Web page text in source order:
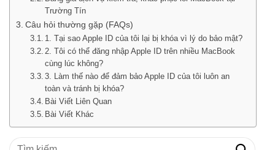
Trường Tín
Câu hỏi thường gặp (FAQs)
1. Tại sao Apple ID của tôi lại bị khóa vì lý do bảo mật?
2. Tôi có thể đăng nhập Apple ID trên nhiều MacBook
cùng lúc không?
3. Làm thế nào để đảm bảo Apple ID của tôi luôn an
toàn và tránh bị khóa?
Bài Viết Liên Quan
Bài Viết Khác
Tìm